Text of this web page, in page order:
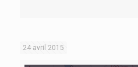
24 avril 2015